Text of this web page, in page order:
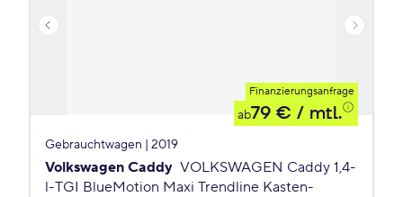
Finanzierungsanfrage
ab79 € / mtl.
Gebrauchtwagen | 2019
Volkswagen Caddy VOLKSWAGEN Caddy 1,4-
l-TGI BlueMotion Maxi Trendline Kasten-